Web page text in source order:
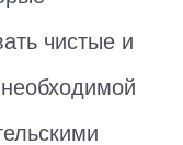
чистые и